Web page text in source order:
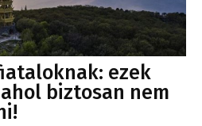
ezek
biztosan nem